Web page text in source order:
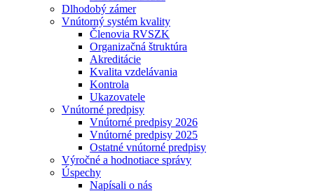
Dlhodobý zámer
Vnútorný systém kvality
Členovia RVSZK
Organizačná štruktúra
Akreditácie
Kvalita vzdelávania
Kontrola
Ukazovatele
Vnútorné predpisy
Vnútorné predpisy 2026
Vnútorné predpisy 2025
Ostatné vnútorné predpisy
Výročné a hodnotiace správy
Úspechy
Napísali o nás